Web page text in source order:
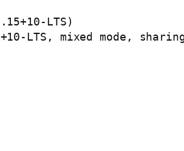
LTS)
LTS, mixed mode,